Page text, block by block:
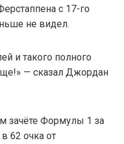
с 17-го
не видел.
и такого полного
— сказал Джордан
зачёте Формулы 1 за
62 очка от